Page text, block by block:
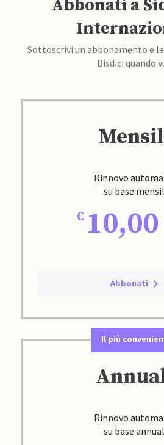
Abbonati a
Sottoscrivi un abbonamento e
Disdici quando
Rinnovo
su base
10,00
Abbonati
Il più
Rinnovo
su base